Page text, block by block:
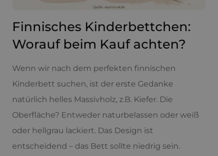
Finnisches Kinderbettchen:
Worauf beim Kauf achten?
Wenn wir nach dem perfekten finnischen
Kinderbett suchen, ist der erste Gedanke
natürlich helles Massivholz, z.B. Kiefer. Die
Oberfläche? Entweder naturbelassen oder weiß
oder hellgrau lackiert. Das Design ist
entscheidend – das Bett sollte niedrig sein.